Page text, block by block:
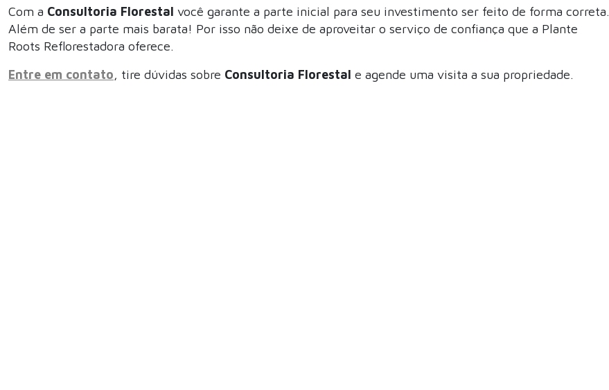
Com a Consultoria Florestal você garante a parte inicial para seu investimento ser feito de forma correta.
Além de ser a parte mais barata! Por isso não deixe de aproveitar o serviço de confiança que a Plante
Roots Reflorestadora oferece.
Entre em contato, tire dúvidas sobre Consultoria Florestal e agende uma visita a sua propriedade.